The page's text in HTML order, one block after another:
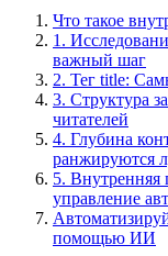
Что такое
1.
важный шаг
2. Тег title:
3. Структура
читателей
4. Глубина
ранжируются
5. Внутренняя
управление
помощью ИИ